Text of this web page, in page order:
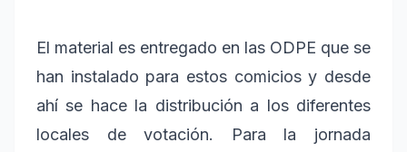
El material es entregado en las ODPE que se
han instalado para estos comicios y desde
ahí se hace la distribución a los diferentes
locales de votación. Para la jornada